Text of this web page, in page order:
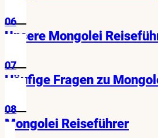
06
Unsere Mongolei
07
Häufige Fragen zu
08
Mongolei Reiseführer